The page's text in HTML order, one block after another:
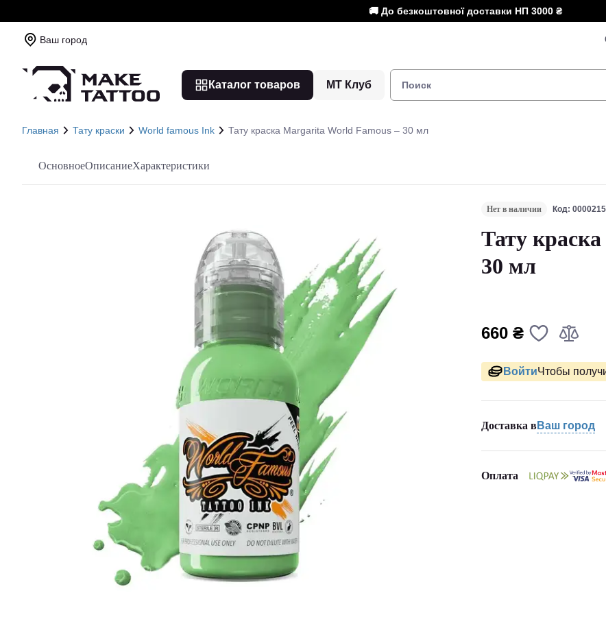
🚚 До безкоштовної доставки НП 3000 ₴
Ваш город
Каталог товаров МТ Клуб
Главная Тату краски World famous Ink Тату краска Margarita World Famous – 30 мл
ОсновноеОписаниеХарактеристики
Нет в наличии Код:
Тату
30 мл
660 ₴
ВойтиЧтобы
Доставка в Ваш город
Оплата